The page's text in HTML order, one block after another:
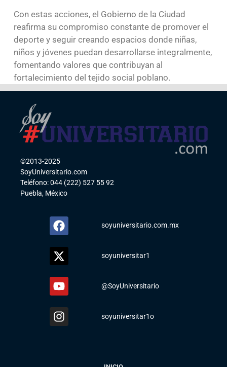
Con estas acciones, el Gobierno de la Ciudad
reafirma su compromiso constante de promover el
deporte y seguir creando espacios donde niñas,
niños y jóvenes puedan desarrollarse integralmente,
fomentando valores que contribuyan al
fortalecimiento del tejido social poblano.
©2013-2025
SoyUniversitario.com
Teléfono: 044 (222) 527 55 92
Puebla, México
soyuniversitario.com.mx
soyuniversitar1
@SoyUniversitario
soyuniversitar1o